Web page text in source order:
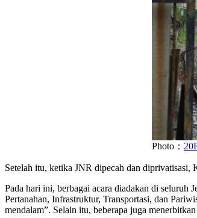
Photo：
Setelah itu, ketika JNR dipecah dan diprivatisasi,
Pada hari ini, berbagai acara diadakan di seluruh
Pertanahan, Infrastruktur, Transportasi, dan
mendalam”. Selain itu, beberapa juga